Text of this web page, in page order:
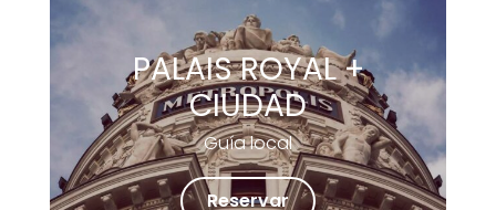
PALAIS ROYAL +
CIUDAD
Guía local
Reservar